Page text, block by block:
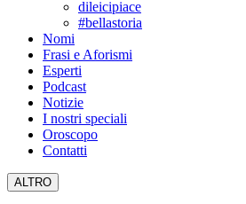
dileicipiace
#bellastoria
Nomi
Frasi e Aforismi
Esperti
Podcast
Notizie
I nostri speciali
Oroscopo
Contatti
ALTRO